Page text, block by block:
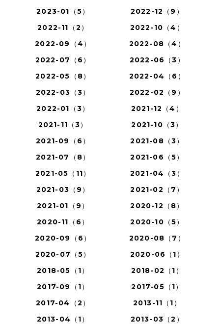
2023-01（5）
2022-12（9）
2022-11（2）
2022-10（4）
2022-09（4）
2022-08（4）
2022-07（6）
2022-06（3）
2022-05（8）
2022-04（6）
2022-03（3）
2022-02（9）
2022-01（3）
2021-12（4）
2021-11（3）
2021-10（3）
2021-09（6）
2021-08（3）
2021-07（8）
2021-06（5）
2021-05（11）
2021-04（3）
2021-03（9）
2021-02（7）
2021-01（9）
2020-12（8）
2020-11（6）
2020-10（5）
2020-09（6）
2020-08（7）
2020-07（5）
2020-06（1）
2018-05（1）
2018-02（1）
2017-09（1）
2017-05（1）
2017-04（2）
2013-11（1）
2013-04（1）
2013-03（2）